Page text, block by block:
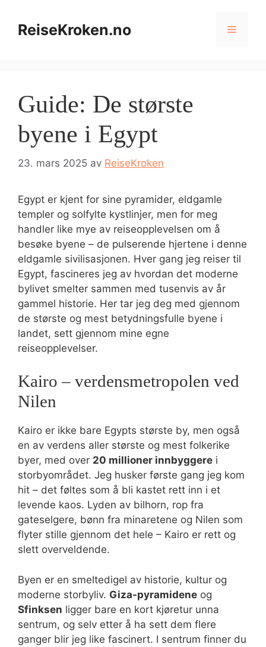
innholdReiseKroken.no Meny
Guide: De største
byene i Egypt
23. mars 2025 av ReiseKroken
Egypt er kjent for sine pyramider, eldgamle
templer og solfylte kystlinjer, men for meg
handler like mye av reiseopplevelsen om å
besøke byene – de pulserende hjertene i denne
eldgamle sivilisasjonen. Hver gang jeg reiser til
Egypt, fascineres jeg av hvordan det moderne
bylivet smelter sammen med tusenvis av år
gammel historie. Her tar jeg deg med gjennom
de største og mest betydningsfulle byene i
landet, sett gjennom mine egne
reiseopplevelser.
Kairo – verdensmetropolen ved
Nilen
Kairo er ikke bare Egypts største by, men også
en av verdens aller største og mest folkerike
byer, med over 20 millioner innbyggere i
storbyområdet. Jeg husker første gang jeg kom
hit – det føltes som å bli kastet rett inn i et
levende kaos. Lyden av bilhorn, rop fra
gateselgere, bønn fra minaretene og Nilen som
flyter stille gjennom det hele – Kairo er rett og
slett overveldende.
Byen er en smeltedigel av historie, kultur og
moderne storbyliv. Giza-pyramidene og
Sfinksen ligger bare en kort kjøretur unna
sentrum, og selv etter å ha sett dem flere
ganger blir jeg like fascinert. I sentrum finner du